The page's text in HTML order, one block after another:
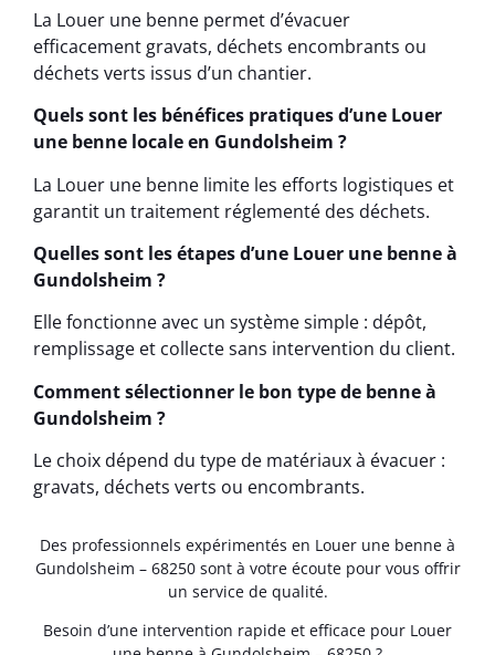
La Louer une benne permet d’évacuer
efficacement gravats, déchets encombrants ou
déchets verts issus d’un chantier.
Quels sont les bénéfices pratiques d’une Louer
une benne locale en Gundolsheim ?
La Louer une benne limite les efforts logistiques et
garantit un traitement réglementé des déchets.
Quelles sont les étapes d’une Louer une benne à
Gundolsheim ?
Elle fonctionne avec un système simple : dépôt,
remplissage et collecte sans intervention du client.
Comment sélectionner le bon type de benne à
Gundolsheim ?
Le choix dépend du type de matériaux à évacuer :
gravats, déchets verts ou encombrants.
Des professionnels expérimentés en Louer une benne à
Gundolsheim – 68250 sont à votre écoute pour vous offrir
un service de qualité.
Besoin d’une intervention rapide et efficace pour Louer